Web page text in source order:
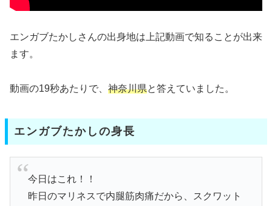
エンガブたかしさんの出身地は上記動画で知ることが出来
ます。
動画の19秒あたりで、 神奈川県と答えていました。
エンガブたかしの身長
今日はこれ！！
昨日のマリネスで内腿筋肉痛だから、スクワット